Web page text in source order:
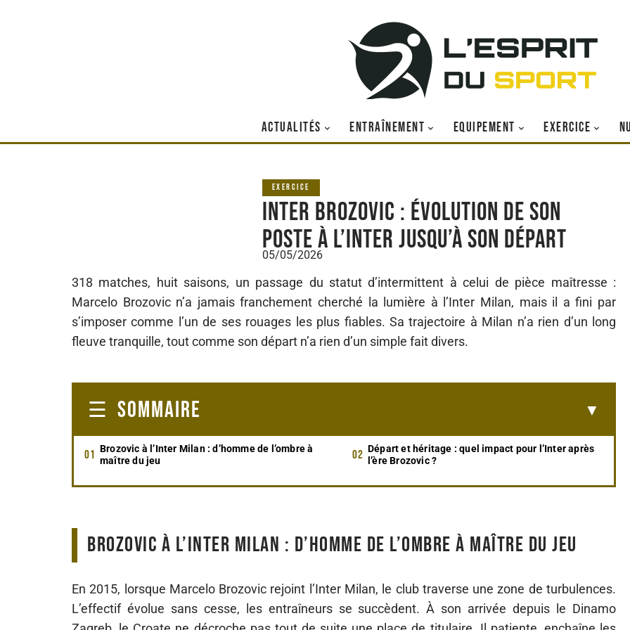
ACTUALITÉS ENTRAÎNEMENT EQUIPEMENT EXERCICE
EXERCICE
Inter Brozovic : évolution de son
poste à l’Inter jusqu’à son départ
05/05/2026
318 matches, huit saisons, un passage du statut d’intermittent à celui de pièce maîtresse :
Marcelo Brozovic n’a jamais franchement cherché la lumière à l’Inter Milan, mais il a fini par
s’imposer comme l’un de ses rouages les plus fiables. Sa trajectoire à Milan n’a rien d’un long
fleuve tranquille, tout comme son départ n’a rien d’un simple fait divers.
SOMMAIRE
Brozovic à l’Inter Milan : d’homme de l’ombre à
maître du jeu
Départ et héritage : quel impact pour l’Inter après
l’ère Brozovic ?
Brozovic à l’Inter Milan : d’homme de l’ombre à maître du jeu
En 2015, lorsque Marcelo Brozovic rejoint l’Inter Milan, le club traverse une zone de turbulences.
L’effectif évolue sans cesse, les entraîneurs se succèdent. À son arrivée depuis le Dinamo